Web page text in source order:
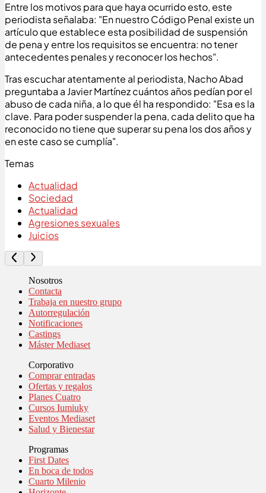
Entre los motivos para que haya ocurrido esto, este
periodista señalaba: "En nuestro Código Penal existe un
artículo que establece esta posibilidad de suspensión
de pena y entre los requisitos se encuentra: no tener
antecedentes penales y reconocer los hechos".
Tras escuchar atentamente al periodista, Nacho Abad
preguntaba a Javier Martínez cuántos años pedían por el
abuso de cada niña, a lo que él ha respondido: "Esa es la
clave. Para poder suspender la pena, cada delito que ha
reconocido no tiene que superar su pena los dos años y
en este caso se cumplía".
Temas
Actualidad
Sociedad
Actualidad
Agresiones sexuales
Juicios
Nosotros
Contacta
Trabaja en nuestro grupo
Autorregulación
Notificaciones
Castings
Máster Mediaset
Corporativo
Comprar entradas
Ofertas y regalos
Planes Cuatro
Cursos Iumiuky
Eventos Mediaset
Salud y Bienestar
Programas
First Dates
En boca de todos
Cuarto Milenio